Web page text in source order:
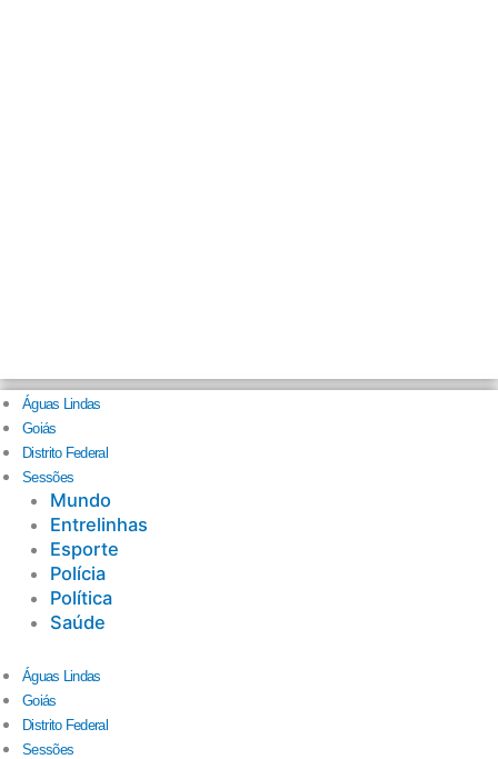
Águas Lindas
Goiás
Distrito Federal
Sessões
Mundo
Entrelinhas
Esporte
Polícia
Política
Saúde
Águas Lindas
Goiás
Distrito Federal
Sessões